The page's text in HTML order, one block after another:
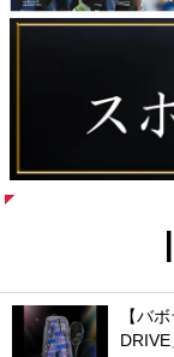
【バ